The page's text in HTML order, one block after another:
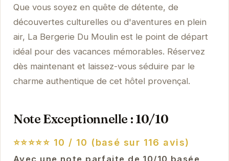
Que vous soyez en quête de détente, de
découvertes culturelles ou d'aventures en plein
air, La Bergerie Du Moulin est le point de départ
idéal pour des vacances mémorables. Réservez
dès maintenant et laissez-vous séduire par le
charme authentique de cet hôtel provençal.
Note Exceptionnelle : 10/10
⭐⭐⭐⭐⭐ 10 / 10 (basé sur 116 avis)
Avec une note parfaite de 10/10 basée